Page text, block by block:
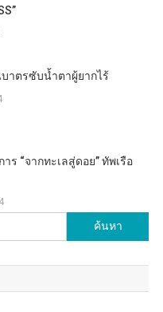
าตรซับน้ำตาผู้ยากไร้
ร “จากทะเลสู่ดอย” ทัพเรือ
สำหรับ: